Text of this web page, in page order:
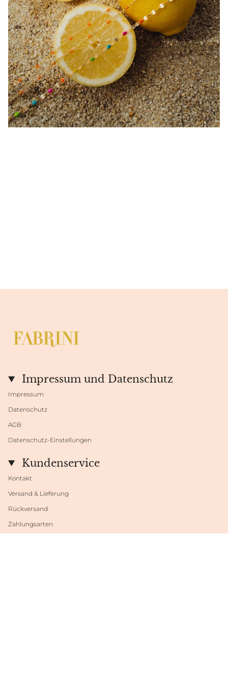
Impressum und Datenschutz
Impressum
Datenschutz
AGB
Datenschutz-Einstellungen
Kundenservice
Kontakt
Versand & Lieferung
Rückversand
Zahlungsarten